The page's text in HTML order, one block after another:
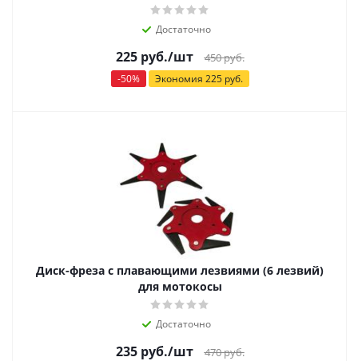
Достаточно
225руб./шт 450руб.
-50% Экономия 225руб.
Диск-фреза с плавающими лезвиями (6 лезвий)
для мотокосы
Достаточно
235руб./шт 470руб.